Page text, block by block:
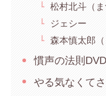
松村北斗（ま
ジェシー
森本慎太郎（
慣声の法則
やる気なくてさ